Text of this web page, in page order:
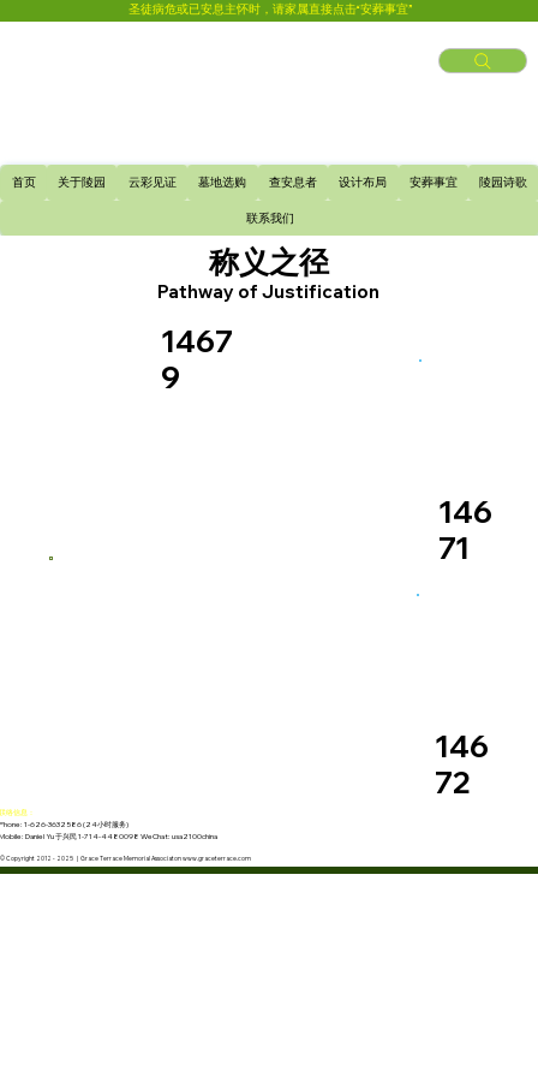
圣徒病危或已安息主怀时，请家属直接点击“安葬事宜”
首页 关于陵园 云彩见证 墓地选购 查安息者 设计布局 安葬事宜 陵园诗歌
联系我们
称义之径
Pathway of Justification
1467
9
146
71
146
72
联络信息：
Phone: 1-626-3632586 (24小时服务)
Mobile: Daniel Yu 于兴民 1-714-4480098 WeChat: usa2100china
© Copyright 2012 - 2025 | Grace Terrace Memorial Associaton www.graceterrace.com